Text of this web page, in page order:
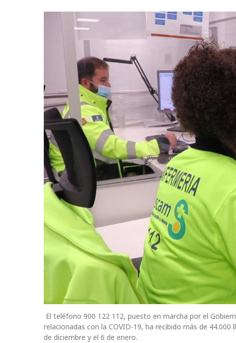
El teléfono 900 122 112, puesto en marcha por el
relacionadas con la COVID-19, ha recibido más de
de diciembre y el 6 de enero.